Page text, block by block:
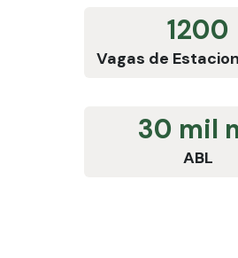
1200
Vagas de
30 mil
ABL